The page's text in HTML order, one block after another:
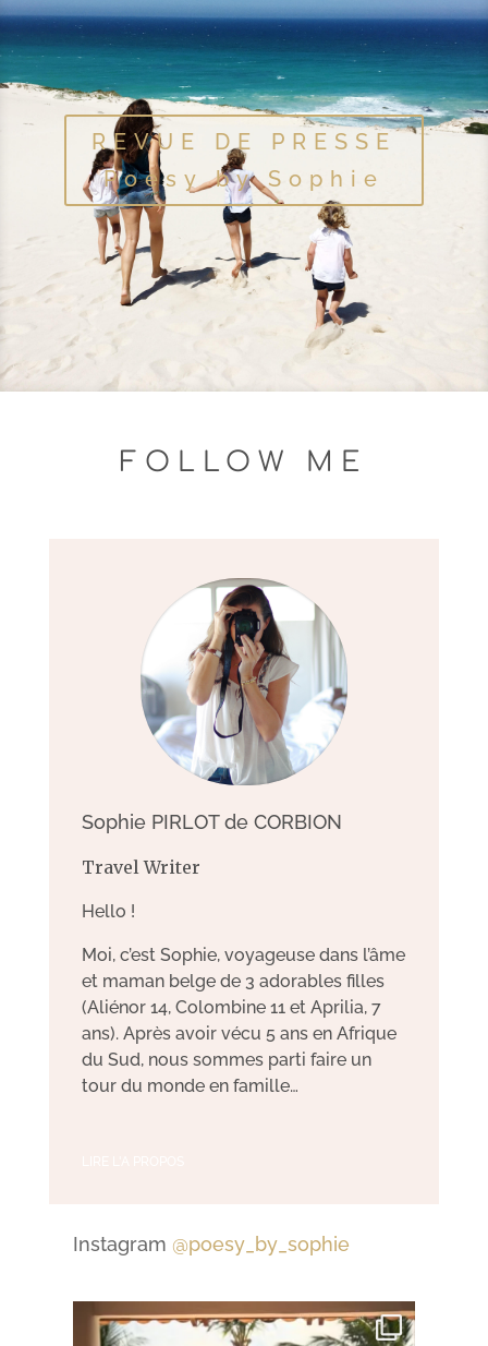
REVUE DE PRESSE
Poesy by Sophie
FOLLOW ME
Sophie PIRLOT de CORBION
Travel Writer
Hello !
Moi, c’est Sophie, voyageuse dans l’âme
et maman belge de 3 adorables filles
(Aliénor 14, Colombine 11 et Aprilia, 7
ans). Après avoir vécu 5 ans en Afrique
du Sud, nous sommes parti faire un
tour du monde en famille…
Instagram @poesy_by_sophie